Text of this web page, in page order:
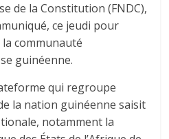
de la Constitution (FNDC),
ce jeudi pour
communauté
guinéenne.
qui regroupe
la nation guinéenne saisit
notamment la